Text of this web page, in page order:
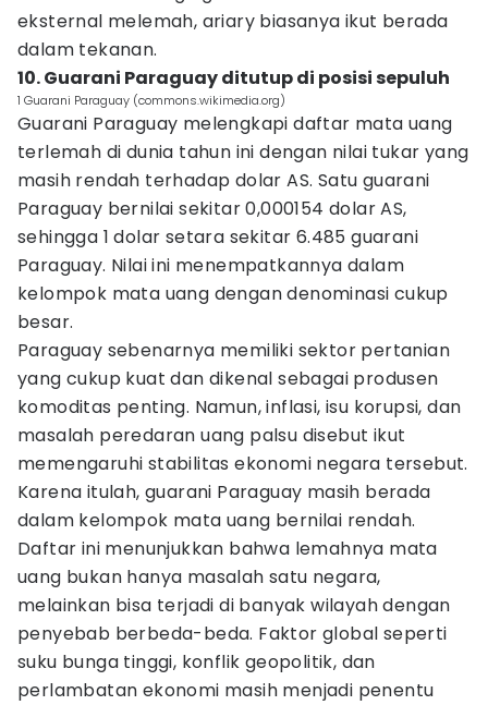
eksternal melemah, ariary biasanya ikut berada
dalam tekanan.
10. Guarani Paraguay ditutup di posisi sepuluh
1 Guarani Paraguay (commons.wikimedia.org)
Guarani Paraguay melengkapi daftar mata uang
terlemah di dunia tahun ini dengan nilai tukar yang
masih rendah terhadap dolar AS. Satu guarani
Paraguay bernilai sekitar 0,000154 dolar AS,
sehingga 1 dolar setara sekitar 6.485 guarani
Paraguay. Nilai ini menempatkannya dalam
kelompok mata uang dengan denominasi cukup
besar.
Paraguay sebenarnya memiliki sektor pertanian
yang cukup kuat dan dikenal sebagai produsen
komoditas penting. Namun, inflasi, isu korupsi, dan
masalah peredaran uang palsu disebut ikut
memengaruhi stabilitas ekonomi negara tersebut.
Karena itulah, guarani Paraguay masih berada
dalam kelompok mata uang bernilai rendah.
Daftar ini menunjukkan bahwa lemahnya mata
uang bukan hanya masalah satu negara,
melainkan bisa terjadi di banyak wilayah dengan
penyebab berbeda-beda. Faktor global seperti
suku bunga tinggi, konflik geopolitik, dan
perlambatan ekonomi masih menjadi penentu